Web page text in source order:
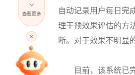
自动记录用户每日完
理干预效果评估的方
断。对于效果不明显
目前，该系统已完
高考直播
专家指导课
查看更多